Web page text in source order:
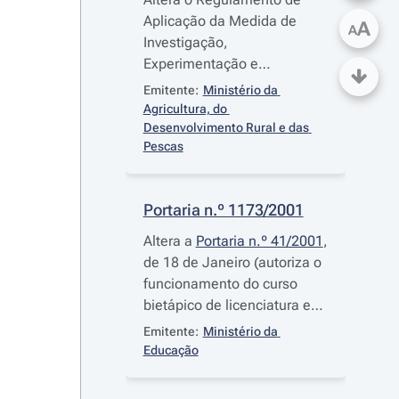
Aplicação da Medida de
Investigação,
Experimentação e
Demonstração (IED),
Formação, Organização,
Divulgação e Estudos
Estratégicos, aprovado pela
Emitente: Ministério da
Agricultura, do
Desenvolvimento Rural e das
Pescas
Portaria n.º 1173/2001
Altera a Portaria n.º 41/2001 ,
de 18 de Janeiro (autoriza o
funcionamento do curso
bietápico de licenciatura em
Prótese Dentária na Escola
Superior de Saúde do Vale
Emitente: Ministério da
Educação
AA